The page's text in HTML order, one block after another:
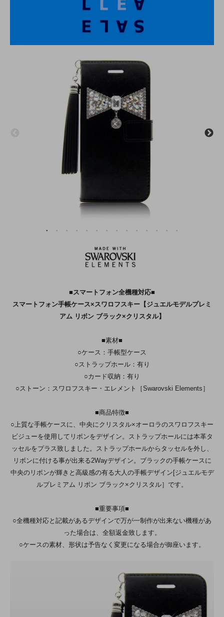
■スマートフォン全機種対応■
スマートフォン手帳ケース×スワロフスキー【ジュエルモデルプレミ
アム リボン ブラック×クリスタル】
■素材■
○ケース：手帳型ケース
○ストラップホール：有り
○カード収納：有り
○ストーン：スワロフスキー・エレメント［Swarovski Elements］
■商品特徴■
○上質な手帳ケースに、中央にクリスタル×オーロラのスワロフスキー
ビジューを使用してリボンをデザイン。ストラップホールには本革タ
ッセルをプラス致しました。ストラップホールからタッセルを外し、
リボンに付ける事が出来る2Wayデザイン。ブラックの手帳ケースに
中央のリボンが輝きと高級感の有る大人の手帳デザイン[ジュエルモデ
ルプレミアム リボン ブラック×クリスタル］です。
■重要事項■
○全機種対応と記載があるデザインで万が一制作が出来ない機種があ
った場合は、全額返金致します。
○ケースの素材、形状は予告なく変更になる場合が御座います。